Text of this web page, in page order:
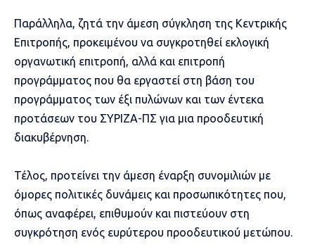
Παράλληλα, ζητά την άμεση σύγκληση της Κεντρικής
Επιτροπής, προκειμένου να συγκροτηθεί εκλογική
οργανωτική επιτροπή, αλλά και επιτροπή
προγράμματος που θα εργαστεί στη βάση του
προγράμματος των έξι πυλώνων και των έντεκα
προτάσεων του ΣΥΡΙΖΑ-ΠΣ για μια προοδευτική
διακυβέρνηση.
Τέλος, προτείνει την άμεση έναρξη συνομιλιών με
όμορες πολιτικές δυνάμεις και προσωπικότητες που,
όπως αναφέρει, επιθυμούν και πιστεύουν στη
συγκρότηση ενός ευρύτερου προοδευτικού μετώπου.